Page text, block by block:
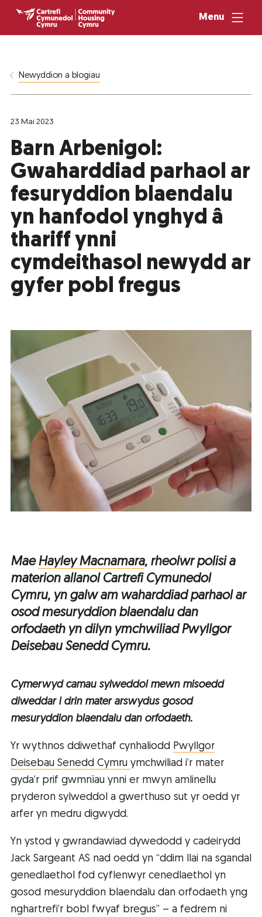
Menu
Newyddion a blogiau
23 Mai 2023
Barn Arbenigol:
Gwaharddiad parhaol ar
fesuryddion blaendalu
yn hanfodol ynghyd â
thariff ynni
cymdeithasol newydd ar
gyfer pobl fregus
MaeHayley Macnamara, rheolwr polisi a
materion allanol Cartrefi Cymunedol
Cymru, yn galw am waharddiad parhaol ar
osod mesuryddion blaendalu dan
orfodaeth yn dilyn ymchwiliad Pwyllgor
Deisebau Senedd Cymru.
Cymerwyd camau sylweddol mewn misoedd
diweddar i drin mater arswydus gosod
mesuryddion blaendalu dan orfodaeth.
Yr wythnos ddiwethaf cynhaliodd Pwyllgor
Deisebau Senedd Cymru ymchwiliad i’r mater
gyda’r prif gwmnïau ynni er mwyn amlinellu
pryderon sylweddol a gwerthuso sut yr oedd yr
arfer yn medru digwydd.
Yn ystod y gwrandawiad dywedodd y cadeirydd
Jack Sargeant AS nad oedd yn “ddim llai na sgandal
genedlaethol fod cyflenwyr cenedlaethol yn
gosod mesuryddion blaendalu dan orfodaeth yng
nghartrefi’r bobl fwyaf bregus” – a fedrem ni